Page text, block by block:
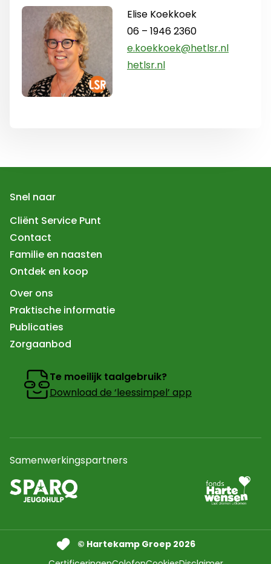
Elise Koekkoek
06 – 1946 2360
e.koekkoek@hetlsr.nl
hetlsr.nl
Snel naar
Cliënt Service Punt
Contact
Familie en naasten
Ontdek en koop
Over ons
Praktische informatie
Publicaties
Zorgaanbod
Te moeilijk taalgebruik?
Download de ‘leessimpel’ app
Samenwerkingspartners
Naar de website van sparq Jeugdhulp In een nieuw
Ga naar
© Hartekamp Groep 2026